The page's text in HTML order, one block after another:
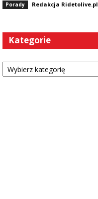
Porady Redakcja Ridetolive.pl
Kategorie
Kategorie